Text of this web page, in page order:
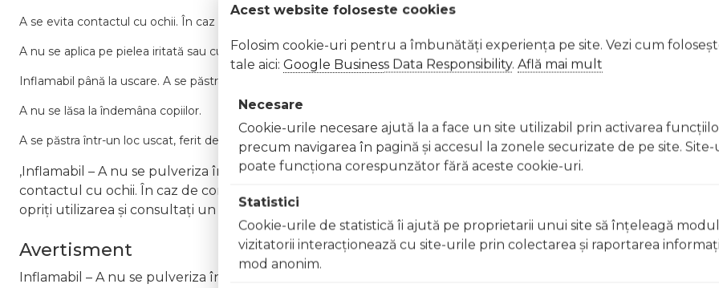
A se evita contactul cu ochii. În caz de contact, clătiți imediat cu apă din abundență.
A nu se aplica pe pielea iritată sau cu leziuni.
Inflamabil până la uscare. A se păstra departe de surse de căldură, suprafețe fierbinți, scântei, flăcări deschise sau alte surse de
A nu se lăsa la îndemâna copiilor.
A se păstra într-un loc uscat, ferit de lumină directă și la temperaturi cuprinse între 5°C și 25°C.
,Inflamabil – A nu se pulveriza în apropierea flăcărilor deschise, surselor de căldură sau în timp ce fumați Uz
contactul cu ochii. În caz de contact, clătiți imediat cu apă Nu aplicați pe pielea iritată, rănită sau cu afecțiuni
opriți utilizarea și consultați un medic Nu inhalați produsul direct în timpul aplicării
Avertisment
Inflamabil – A nu se pulveriza în apropierea flăcărilor deschise, surselor de căldură sau în timp ce fumați Uz
Acest website foloseste cookies
Folosim cookie-uri pentru a îmbunătăți experiența pe site. Vezi cum
tale aici: Google Business Data Responsibility. Află mai mult
Necesare
Cookie-urile necesare ajută la a face un site utilizabil prin activarea
precum navigarea în pagină şi accesul la zonele securizate de pe site.
poate funcţiona corespunzător fără aceste cookie-uri.
Statistici
Cookie-urile de statistică îi ajută pe proprietarii unui site să înţeleagă
vizitatorii interacţionează cu site-urile prin colectarea şi raportarea
mod anonim.